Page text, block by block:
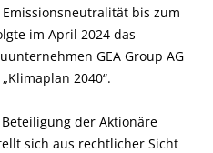
bis zum
im April 2024 das
GEA Group AG
2040“.
der Aktionäre
sich aus rechtlicher Sicht